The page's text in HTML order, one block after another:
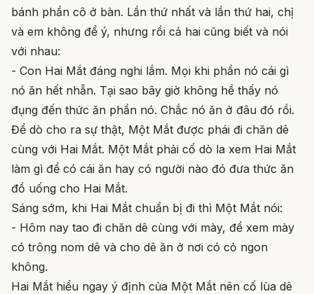
bánh phần cô ở bàn. Lần thứ nhất và lần thứ hai, chị
và em không để ý, nhưng rồi cả hai cũng biết và nói
với nhau:
- Con Hai Mắt đáng nghi lắm. Mọi khi phần nó cái gì
nó ăn hết nhẵn. Tại sao bây giờ không hề thấy nó
đụng đến thức ăn phần nó. Chắc nó ăn ở đâu đó rồi.
Để dò cho ra sự thật, Một Mắt được phái đi chăn dê
cùng với Hai Mắt. Một Mắt phải cố dò la xem Hai Mắt
làm gì để có cái ăn hay có người nào đó đưa thức ăn
đồ uống cho Hai Mắt.
Sáng sớm, khi Hai Mắt chuẩn bị đi thì Một Mắt nói:
- Hôm nay tao đi chăn dê cùng với mày, để xem mày
có trông nom dê và cho dê ăn ở nơi có cỏ ngon
không.
Hai Mắt hiểu ngay ý định của Một Mắt nên cố lùa dê